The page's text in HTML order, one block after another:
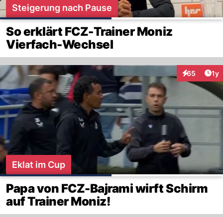
Steigerung nach Pause
So erklärt FCZ-Trainer Moniz
Vierfach-Wechsel
65 1y
Eklat im Cup
Papa von FCZ-Bajrami wirft Schirm
auf Trainer Moniz!